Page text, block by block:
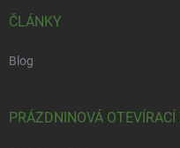
ČLÁNKY
Blog
PRÁZDNINOVÁ OTEVÍRACÍ